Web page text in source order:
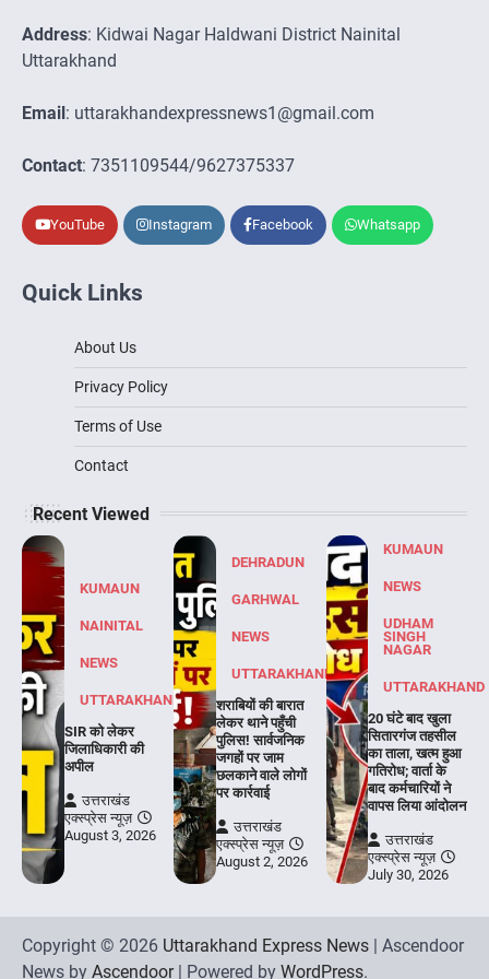
Address: Kidwai Nagar Haldwani District Nainital
Uttarakhand
Email: uttarakhandexpressnews1@gmail.com
Contact: 7351109544/9627375337
YouTube Instagram Facebook Whatsapp
Quick Links
About Us
Privacy Policy
Terms of Use
Contact
Recent Viewed
KUMAUN
NAINITAL
NEWS
UTTARAKHAND
SIR को लेकर
जिलाधिकारी की
अपील
उत्तराखंड
एक्स्प्रेस न्यूज़
August 3, 2026
DEHRADUN
GARHWAL
NEWS
UTTARAKHAND
शराबियों की बारात
लेकर थाने पहुँची
पुलिस! सार्वजनिक
जगहों पर जाम
छलकाने वाले लोगों
पर कार्रवाई
उत्तराखंड
एक्स्प्रेस न्यूज़
August 2, 2026
KUMAUN
NEWS
UDHAM
SINGH
NAGAR
UTTARAKHAND
20 घंटे बाद खुला
सितारगंज तहसील
का ताला, खत्म हुआ
गतिरोध; वार्ता के
बाद कर्मचारियों ने
वापस लिया आंदोलन
उत्तराखंड
एक्स्प्रेस न्यूज़
July 30, 2026
Copyright © 2026 Uttarakhand Express News | Ascendoor
News by Ascendoor| Powered by WordPress.